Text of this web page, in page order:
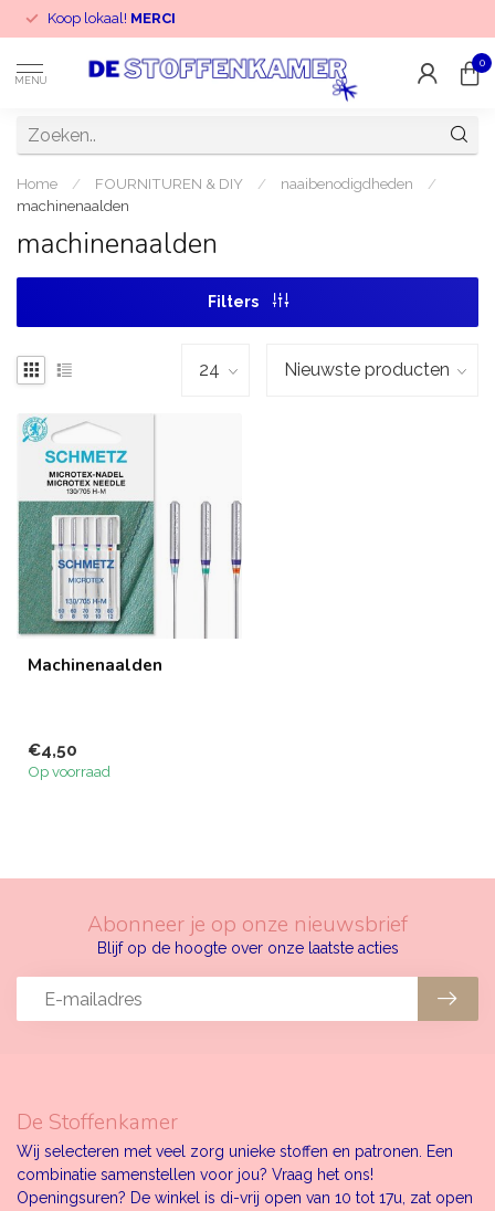
Koop lokaal! MERCI
MENU
0
Home / FOURNITUREN & DIY / naaibenodigdheden
/
machinenaalden
machinenaalden
Filters
Machinenaalden
€4,50
Op voorraad
Abonneer je op onze nieuwsbrief
Blijf op de hoogte over onze laatste acties
De Stoffenkamer
Wij selecteren met veel zorg unieke stoffen en patronen. Een
combinatie samenstellen voor jou? Vraag het ons!
Openingsuren? De winkel is di-vrij open van 10 tot 17u, zat open